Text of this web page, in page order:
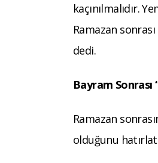
kaçınılmalıdır.
Ramazan
dedi.
Bayram Sonrası
Ramazan
olduğunu